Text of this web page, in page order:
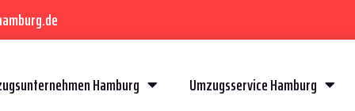
Hamburg Umzugsservice Hamburg